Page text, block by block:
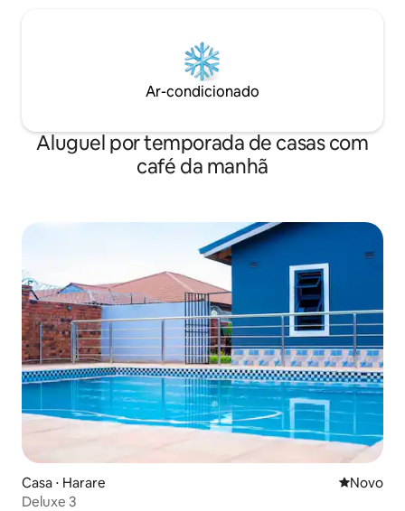
Ar-condicionado
Aluguel por temporada de casas com
café da manhã
Casa ⋅ Harare Novo
Novo
Deluxe 3